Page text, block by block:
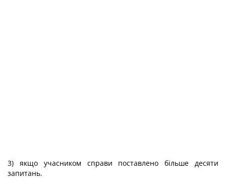
3) якщо учасником справи поставлено більше десяти
запитань.